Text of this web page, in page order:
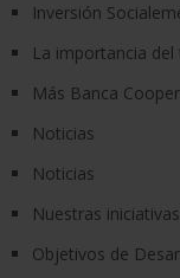
Inversión
La importancia
Más Banca
Noticias
Noticias
Nuestras
Objetivos de